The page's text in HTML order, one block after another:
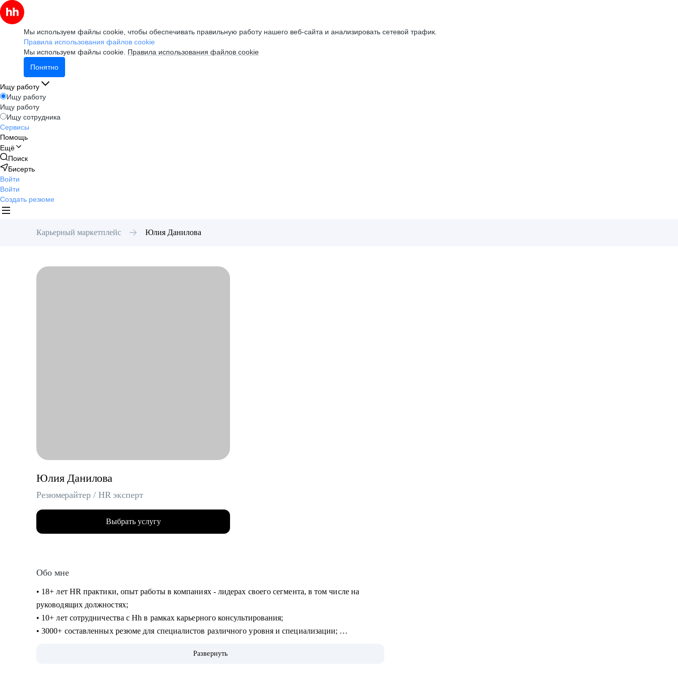
Мы используем файлы cookie, чтобы обеспечивать правильную работу нашего веб-сайта и анализировать сетевой трафик.
Правила использования файлов cookie
Мы используем файлы cookie. Правила использования файлов cookie
Понятно
Ищу работу
Ищу работу
Ищу работу
Ищу сотрудника
Сервисы
Помощь
Ещё
Поиск
Бисерть
Войти
Войти
Создать резюме
Карьерный маркетплейс Юлия Данилова
Юлия Данилова
Резюмерайтер / HR эксперт
Выбрать услугу
Обо мне
• 18+ лет HR практики, опыт работы в компаниях - лидерах своего сегмента, в том числе на
руководящих должностях;
• 10+ лет сотрудничества с Hh в рамках карьерного консультирования;
• 3000+ составленных резюме для специалистов различного уровня и специализации;
Развернуть